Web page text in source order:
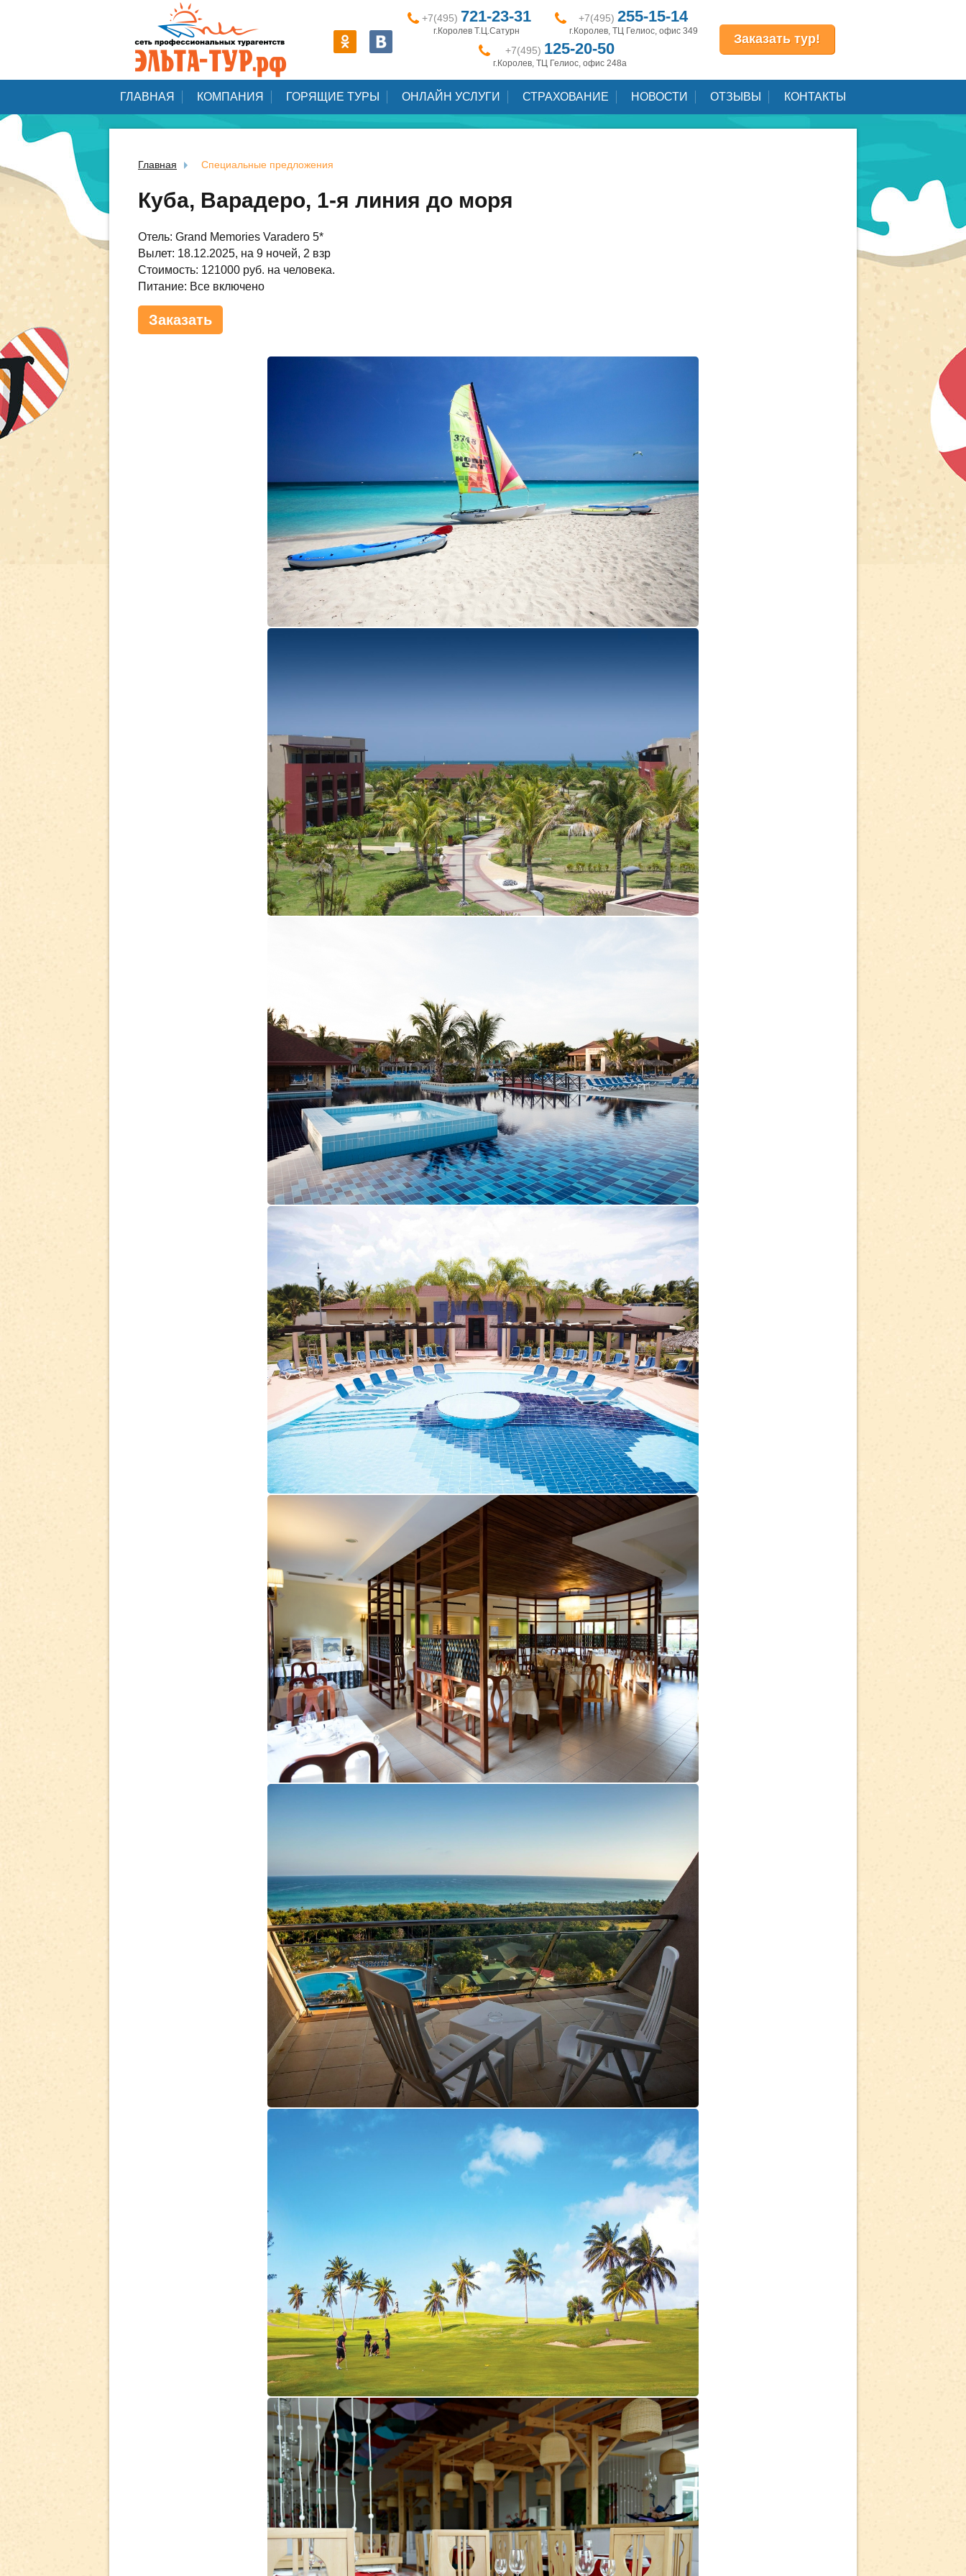
+7(495) 721-23-31
г.Королев Т.Ц.Сатурн
+7(495) 255-15-14
г.Королев, ТЦ Гелиос, офис 349
+7(495) 125-20-50
г.Королев, ТЦ Гелиос, офис 248а
Заказать тур!
ГЛАВНАЯ КОМПАНИЯ ГОРЯЩИЕ ТУРЫ ОНЛАЙН УСЛУГИ СТРАХОВАНИЕ НОВОСТИ ОТЗЫВЫ КОНТАКТЫ
Главная Специальные предложения
Куба, Варадеро, 1-я линия до моря
Отель: Grand Memories Varadero 5*
Вылет: 18.12.2025, на 9 ночей, 2 взр
Стоимость: 121000 руб. на человека.
Питание: Все включено
Заказать